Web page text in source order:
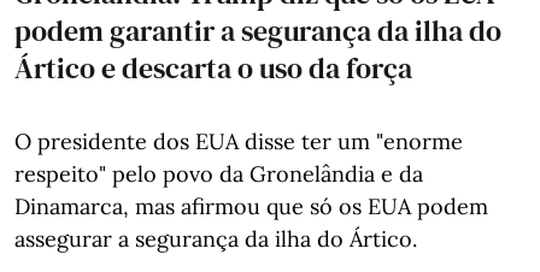
podem garantir a segurança da ilha do
Ártico e descarta o uso da força
O presidente dos EUA disse ter um "enorme
respeito" pelo povo da Gronelândia e da
Dinamarca, mas afirmou que só os EUA podem
assegurar a segurança da ilha do Ártico.